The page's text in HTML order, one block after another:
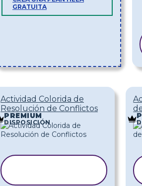
GRATUITA
Actividad Colorida de
Resolución de Conflictos
PREMIUM
DISPOSICIÓN